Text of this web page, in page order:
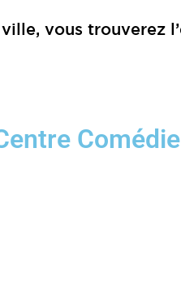
vous trouverez
Comédie